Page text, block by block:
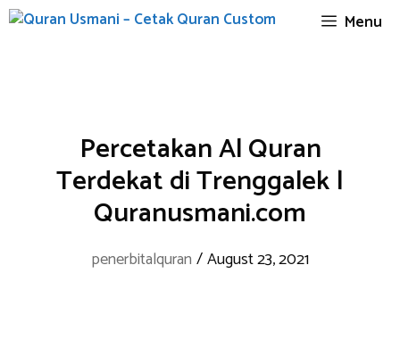
Skip
Menu
Percetakan Al Quran
Terdekat di Trenggalek |
Quranusmani.com
penerbitalquran /August 23, 2021